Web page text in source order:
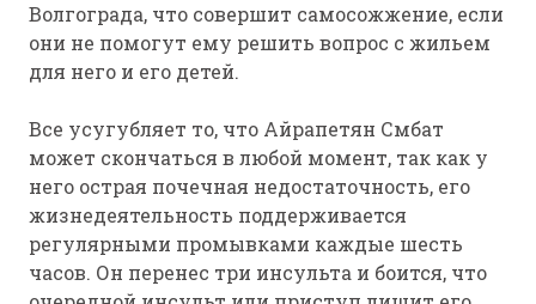
Волгограда, что совершит самосожжение, если
они не помогут ему решить вопрос с жильем
для него и его детей.
Все усугубляет то, что Айрапетян Смбат
может скончаться в любой момент, так как у
него острая почечная недостаточность, его
жизнедеятельность поддерживается
регулярными промывками каждые шесть
часов. Он перенес три инсульта и боится, что